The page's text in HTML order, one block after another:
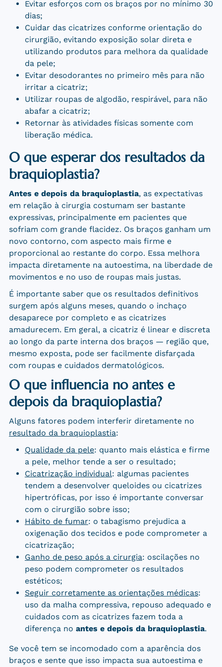
Evitar esforços com os braços por no mínimo 30
dias;
Cuidar das cicatrizes conforme orientação do
cirurgião, evitando exposição solar direta e
utilizando produtos para melhora da qualidade
da pele;
Evitar desodorantes no primeiro mês para não
irritar a cicatriz;
Utilizar roupas de algodão, respirável, para não
abafar a cicatriz;
Retornar às atividades físicas somente com
liberação médica.
O que esperar dos resultados da
braquioplastia?
Antes e depois da braquioplastia, as expectativas
em relação à cirurgia costumam ser bastante
expressivas, principalmente em pacientes que
sofriam com grande flacidez. Os braços ganham um
novo contorno, com aspecto mais firme e
proporcional ao restante do corpo. Essa melhora
impacta diretamente na autoestima, na liberdade de
movimentos e no uso de roupas mais justas.
É importante saber que os resultados definitivos
surgem após alguns meses, quando o inchaço
desaparece por completo e as cicatrizes
amadurecem. Em geral, a cicatriz é linear e discreta
ao longo da parte interna dos braços — região que,
mesmo exposta, pode ser facilmente disfarçada
com roupas e cuidados dermatológicos.
O que influencia no antes e
depois da braquioplastia?
Alguns fatores podem interferir diretamente no
resultado da braquioplastia:
Qualidade da pele: quanto mais elástica e firme
a pele, melhor tende a ser o resultado;
Cicatrização individual: algumas pacientes
tendem a desenvolver queloides ou cicatrizes
hipertróficas, por isso é importante conversar
com o cirurgião sobre isso;
Hábito de fumar: o tabagismo prejudica a
oxigenação dos tecidos e pode comprometer a
cicatrização;
Ganho de peso após a cirurgia: oscilações no
peso podem comprometer os resultados
estéticos;
Seguir corretamente as orientações médicas:
uso da malha compressiva, repouso adequado e
cuidados com as cicatrizes fazem toda a
diferença no antes e depois da braquioplastia.
Se você tem se incomodado com a aparência dos
braços e sente que isso impacta sua autoestima e